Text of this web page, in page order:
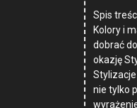
Spis
Kolory i
dobrać
okazję
nie tylko